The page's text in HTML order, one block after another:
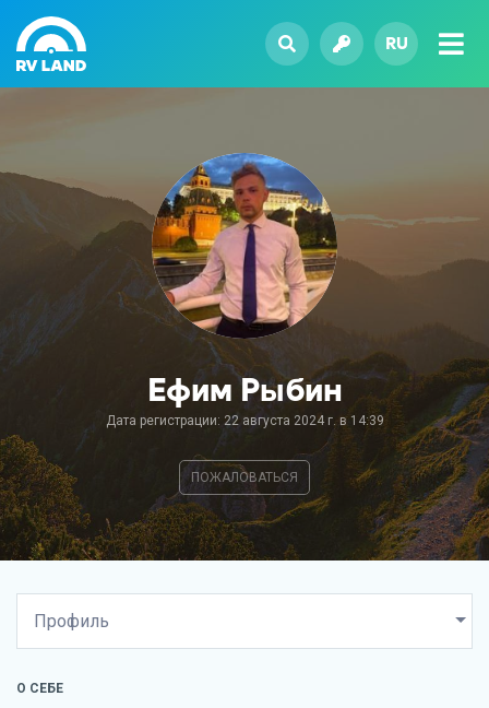
RU
Ефим Рыбин
Дата регистрации: 22 августа 2024 г. в 14:39
ПОЖАЛОВАТЬСЯ
О СЕБЕ